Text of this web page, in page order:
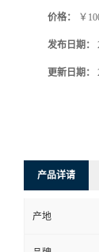
价格： ￥
发布日期：
更新日期：
产品详请
产地